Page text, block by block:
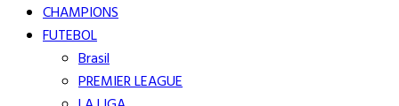
CHAMPIONS
FUTEBOL
Brasil
PREMIER LEAGUE